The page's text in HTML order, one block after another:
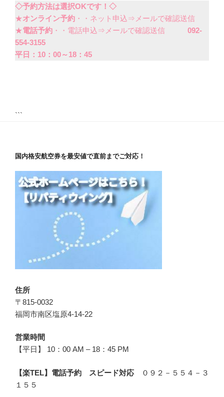
◇予約方法は選択OKです！◇
★オンライン予約 ・・ネット申込⇒メールで確認送信
★電話予約 ・・電話申込⇒メールで確認送信 092-
554-3155
平日：10：00～18：45
```
国内格安航空券を最安値で直前までご対応！
住所
〒815-0032
福岡市南区塩原4-14-22
営業時間
【平日】 10：00 AM – 18：45 PM
【楽TEL】電話予約 スピード対応
０９２－５５４－３
１５５